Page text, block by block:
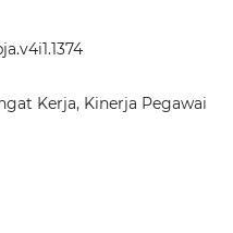
Kerja, Kinerja Pegawai